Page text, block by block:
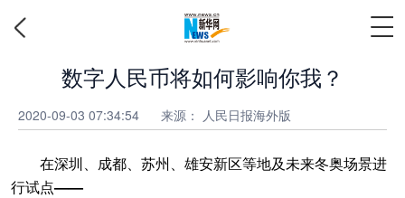
数字人民币将如何影响你我？
2020-09-03 07:34:54 来源： 人民日报海外版
在深圳、成都、苏州、雄安新区等地及未来冬奥场景进
行试点——